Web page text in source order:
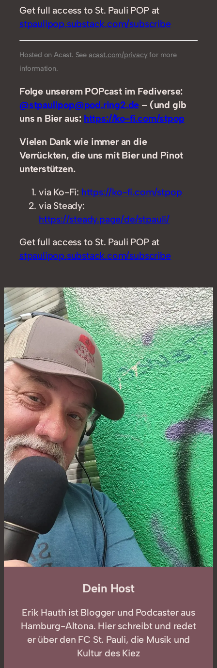
Get full access to St. Pauli POP at
stpaulipop.substack.com/subscribe
Hosted on Acast. See acast.com/privacy for more
information.
Folge unserem POPcast im Fediverse:
@stpaulipop@pod.ring2.de – (und gib
uns n Bier aus: https://ko-fi.com/stpop
Vielen Dank wie immer an die
Verrückten, die uns mit Bier und Pinot
unterstützen.
via Ko-Fi: https://ko-fi.com/stpop
via Steady:
https://steady.page/de/stpauli/
Get full access to St. Pauli POP at
stpaulipop.substack.com/subscribe
Dein Host
Erik Hauth ist Blogger und Podcaster aus
Hamburg-Altona. Hier schreibt und redet
er über den FC St. Pauli, die Musik und
Kultur des Kiez